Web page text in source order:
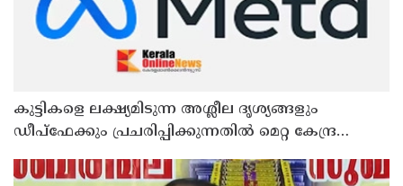
കുട്ടികളെ ലക്ഷ്യമിടുന്ന അശ്ലീല ദൃശ്യങ്ങളും
ഡീപ്ഫേക്കും പ്രചരിപ്പിക്കുന്നതില്‍ മെറ്റ കേന്ദ്രത്തോട്